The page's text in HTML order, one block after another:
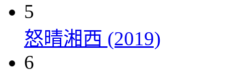
5
怒晴湘西 (2019)
6